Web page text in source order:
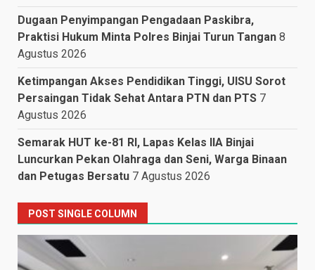
Dugaan Penyimpangan Pengadaan Paskibra,
Praktisi Hukum Minta Polres Binjai Turun Tangan 8
Agustus 2026
Ketimpangan Akses Pendidikan Tinggi, UISU Sorot
Persaingan Tidak Sehat Antara PTN dan PTS 7
Agustus 2026
Semarak HUT ke-81 RI, Lapas Kelas IIA Binjai
Luncurkan Pekan Olahraga dan Seni, Warga Binaan
dan Petugas Bersatu 7 Agustus 2026
POST SINGLE COLUMN